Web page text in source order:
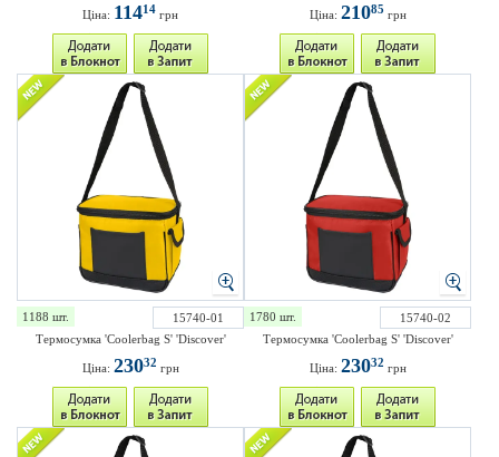
Ціна: 11414 грн Ціна: 21085 грн
1188 шт.
15740-01
Термосумка 'Coolerbag S' 'Discover'
Ціна: 23032 грн
1780 шт.
15740-02
Термосумка 'Coolerbag S' 'Discover'
Ціна: 23032 грн